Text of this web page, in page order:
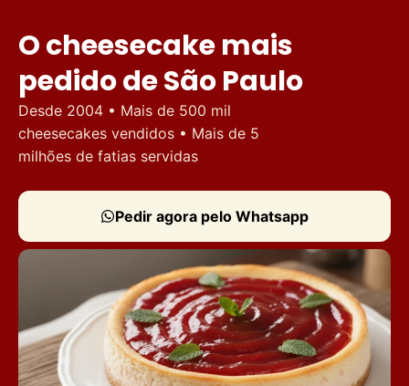
O cheesecake mais
pedido de São Paulo
Desde 2004 • Mais de 500 mil
cheesecakes vendidos • Mais de 5
milhões de fatias servidas
Pedir agora pelo Whatsapp